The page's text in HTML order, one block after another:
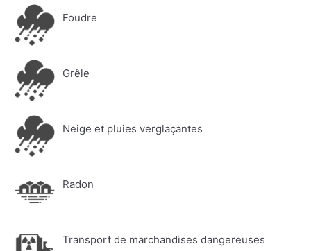
Foudre
Grêle
Neige et pluies verglaçantes
Radon
Transport de marchandises dangereuses